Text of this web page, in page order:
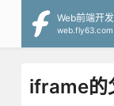
Web前端开
iframe的